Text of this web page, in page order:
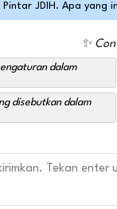
✨
dalam
disebutkan dalam
Pintar JDIH. Apa yang